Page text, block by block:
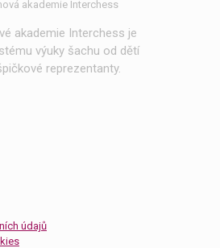
akademie Interchess je
výuky šachu od dětí
reprezentanty.
údajů